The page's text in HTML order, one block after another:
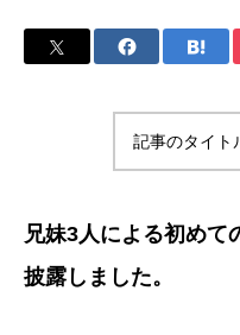
記事のタイト
兄妹3人による初めて
披露しました。